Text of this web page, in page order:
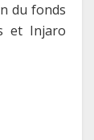
du fonds
et Injaro